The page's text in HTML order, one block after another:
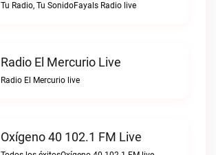
Tu Radio, Tu SonidoFayals Radio live
Radio El Mercurio Live
Radio El Mercurio live
Oxígeno 40 102.1 FM Live